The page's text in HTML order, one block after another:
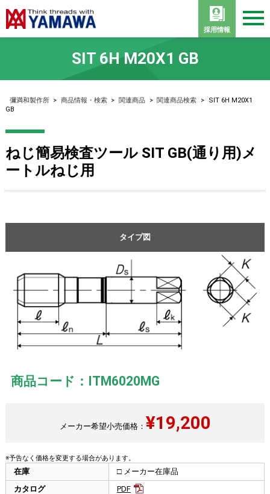
採用情報
SIT 6H M20X1 GB
彌満和製作所 > 商品情報・検索 > 関連商品 > 関連商品検索 >
SIT 6H M20X1
GB
ねじ簡易検査ツール SIT GB(通り用)メ
ートルねじ用
タイプ図
商品コード：ITM6020MG
メーカー希望小売価格： ¥19,200
※予告なく価格を変更する場合があります。
在庫
□ メーカー在庫品
カタログ
PDF